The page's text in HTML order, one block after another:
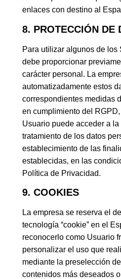
enlaces con destino al
8. PROTECCIÓN DE
Para utilizar algunos de los
debe proporcionar
carácter personal. La
automatizadamente estos
correspondientes medidas
en cumplimiento del
Usuario puede acceder a
tratamiento de los datos
establecimiento de las
establecidas, en las
Política de Privacidad.
9. COOKIES
La empresa se reserva el
tecnología “cookie” en el
reconocerlo como Usuario
personalizar el uso que
mediante la preselección
contenidos más deseados